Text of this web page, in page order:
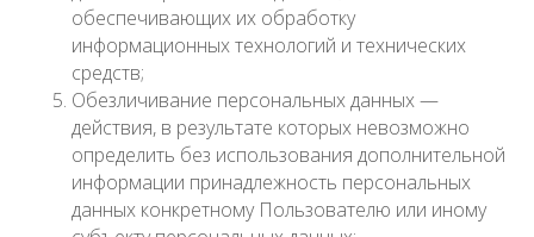
обеспечивающих их обработку
информационных технологий и технических
средств;
Обезличивание персональных данных —
действия, в результате которых невозможно
определить без использования дополнительной
информации принадлежность персональных
данных конкретному Пользователю или иному